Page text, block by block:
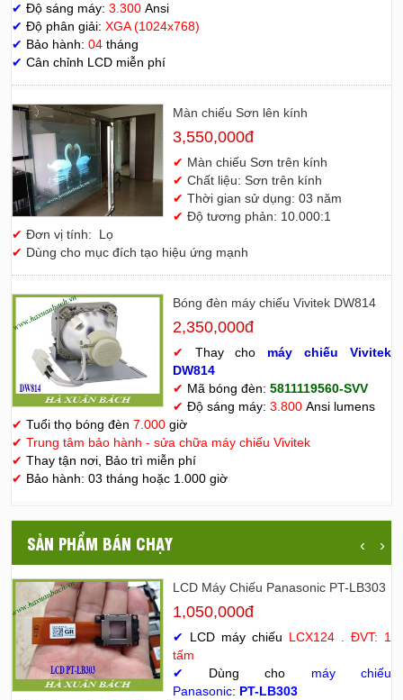
✔ Độ sáng máy: 3.300 Ansi
✔ Độ phân giải: XGA (1024x768)
✔ Bảo hành: 04 tháng
✔ Cân chỉnh LCD miễn phí
Màn chiếu Sơn lên kính
3,550,000đ
✔ Màn chiếu Sơn trên kính
✔ Chất liệu: Sơn trên kính
✔ Thời gian sử dụng: 03 năm
✔ Độ tương phản: 10.000:1
✔ Đơn vị tính: Lọ
✔ Dùng cho mục đích tạo hiệu ứng mạnh
Bóng đèn máy chiếu Vivitek DW814
2,350,000đ
✔ Thay cho máy chiếu Vivitek
DW814
✔ Mã bóng đèn: 5811119560-SVV
✔ Độ sáng máy: 3.800Ansi lumens
✔ Tuổi thọ bóng đèn 7.000 giờ
✔ Trung tâm bảo hành - sửa chữa máy chiếu Vivitek
✔ Thay tận nơi, Bảo trì miễn phí
✔ Bảo hành: 03 tháng hoặc 1.000 giờ
SẢN PHẨM BÁN CHẠY ‹ ›
LCD Máy Chiếu Panasonic PT-LB303
1,050,000đ
✔ LCD máy chiếu LCX124 . ĐVT: 1
tấm
✔
Dùng cho máy chiếu
Panasonic: PT-LB303